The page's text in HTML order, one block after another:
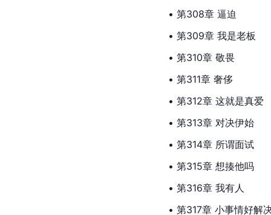
• 第308章 逼迫
• 第309章 我是老板
• 第310章 敬畏
• 第311章 奢侈
• 第312章 这就是真爱
• 第313章 对决伊始
• 第314章 所谓面试
• 第315章 想揍他吗
• 第316章 我有人
• 第317章 小事情好解